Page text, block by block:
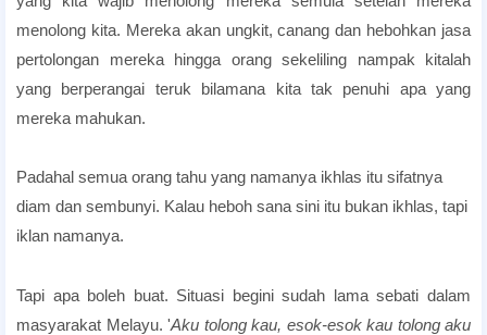
menolong kita. Mereka akan ungkit, canang dan hebohkan jasa
pertolongan mereka hingga orang sekeliling nampak kitalah
yang berperangai teruk bilamana kita tak penuhi apa yang
mereka mahukan.
Padahal semua orang tahu yang namanya ikhlas itu sifatnya
diam dan sembunyi. Kalau heboh sana sini itu bukan ikhlas, tapi
iklan namanya.
Tapi apa boleh buat. Situasi begini sudah lama sebati dalam
masyarakat Melayu. 'Aku tolong kau, esok-esok kau tolong aku